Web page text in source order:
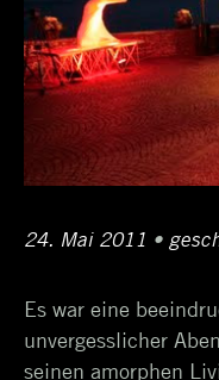
Posted
24. Mai 2011 12.
2017
•
Es war eine
unvergesslicher
seinen amorphen